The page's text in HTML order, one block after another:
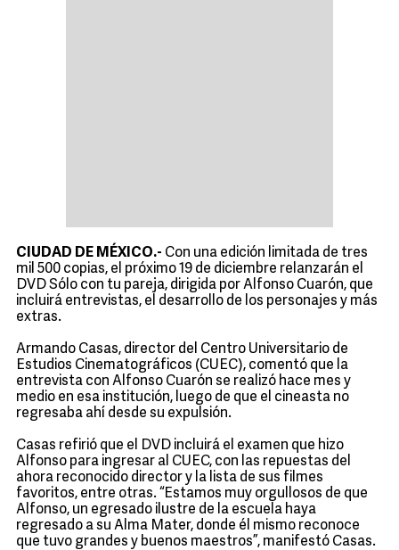
CIUDAD DE MÉXICO.- Con una edición limitada de tres
mil 500 copias, el próximo 19 de diciembre relanzarán el
DVD Sólo con tu pareja, dirigida por Alfonso Cuarón, que
incluirá entrevistas, el desarrollo de los personajes y más
extras.
Armando Casas, director del Centro Universitario de
Estudios Cinematográficos (CUEC), comentó que la
entrevista con Alfonso Cuarón se realizó hace mes y
medio en esa institución, luego de que el cineasta no
regresaba ahí desde su expulsión.
Casas refirió que el DVD incluirá el examen que hizo
Alfonso para ingresar al CUEC, con las repuestas del
ahora reconocido director y la lista de sus filmes
favoritos, entre otras. “Estamos muy orgullosos de que
Alfonso, un egresado ilustre de la escuela haya
regresado a su Alma Mater, donde él mismo reconoce
que tuvo grandes y buenos maestros”, manifestó Casas.